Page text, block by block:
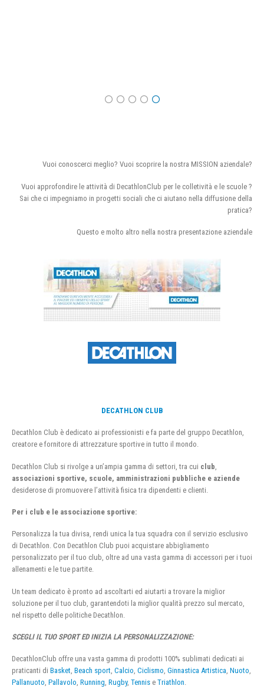
Vuoi conoscerci meglio? Vuoi scoprire la nostra MISSION aziendale?
Vuoi approfondire le attività di DecathlonClub per le colletività e le scuole ?
Sai che ci impegniamo in progetti sociali che ci aiutano nella diffusione della
pratica?
Questo e molto altro nella nostra presentazione aziendale
DECATHLON CLUB
Decathlon Club è dedicato ai professionisti e fa parte del gruppo Decathlon,
creatore e fornitore di attrezzature sportive in tutto il mondo.
Decathlon Club si rivolge a un’ampia gamma di settori, tra cui club
associazioni sportive, scuole, amministrazioni pubbliche e aziende
desiderose di promuovere l’attività fisica tra dipendenti e clienti.
Per i club e le associazione sportive:
Personalizza la tua divisa, rendi unica la tua squadra con il servizio esclusivo
di Decathlon. Con Decathlon Club puoi acquistare abbigliamento
personalizzato per il tuo club, oltre ad una vasta gamma di accessori per i tuoi
allenamenti e le tue partite.
Un team dedicato è pronto ad ascoltarti ed aiutarti a trovare la miglior
soluzione per il tuo club, garantendoti la miglior qualità prezzo sul mercato,
nel rispetto delle politiche Decathlon.
SCEGLI IL TUO SPORT ED INIZIA LA PERSONALIZZAZIONE:
DecathlonClub offre una vasta gamma di prodotti 100% sublimati dedicati ai
praticanti di Basket, Beach sport, Calcio, Ciclismo, Ginnastica Artistica, Nuoto,
Pallanuoto, Pallavolo, Running, Rugby, Tennis e Triathlon.